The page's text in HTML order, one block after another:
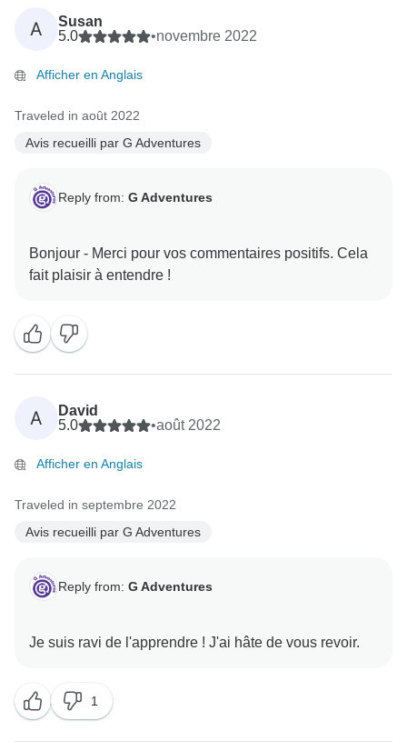
A
Susan
5.0
•novembre 2022
Afficher en Anglais
Traveled in août 2022
Avis recueilli par G Adventures
Reply from: G Adventures
Bonjour - Merci pour vos commentaires positifs. Cela
A
David
5.0
•août 2022
Afficher en Anglais
Traveled in septembre 2022
Avis recueilli par G Adventures
Reply from: G Adventures
1